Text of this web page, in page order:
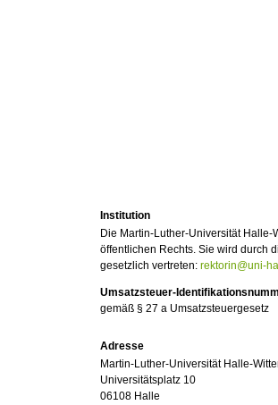
Institution
Die Martin-Luther-Universität
öffentlichen Rechts. Sie wird durch
gesetzlich vertreten: rektorin@uni-
Umsatzsteuer-
gemäß § 27 a Umsatzsteuergesetz
Adresse
Martin-Luther-Universität Halle-
Universitätsplatz 10
06108 Halle